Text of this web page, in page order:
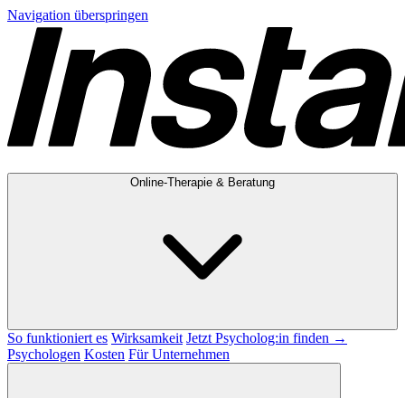
Navigation überspringen
Online-Therapie & Beratung
So funktioniert es Wirksamkeit Jetzt Psycholog:in finden →
Psychologen Kosten Für Unternehmen